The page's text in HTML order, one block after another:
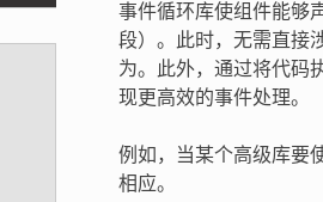
事件循环库使组件能够
段）。此时，无需直接
为。此外，通过将代码
现更高效的事件处理。
例如，当某个高级库要
相应。